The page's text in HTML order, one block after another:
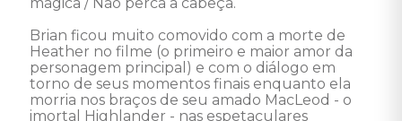
Brian ficou muito comovido com a morte de
Heather no filme (o primeiro e maior amor da
personagem principal) e com o diálogo em
torno de seus momentos finais enquanto ela
morria nos braços de seu amado MacLeod - o
imortal Highlander - nas espetaculares